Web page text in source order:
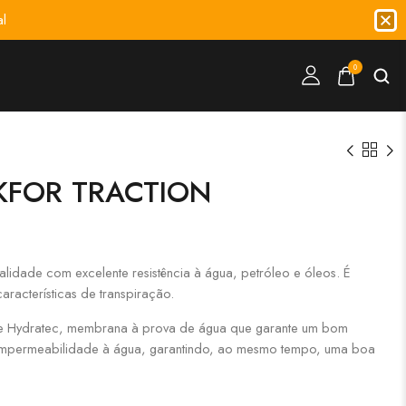
0
TRACTION
com excelente resistência à água, petróleo e óleos. É
de transpiração.
Hydratec, membrana à prova de água que garante um bom
à água, garantindo, ao mesmo tempo, uma boa